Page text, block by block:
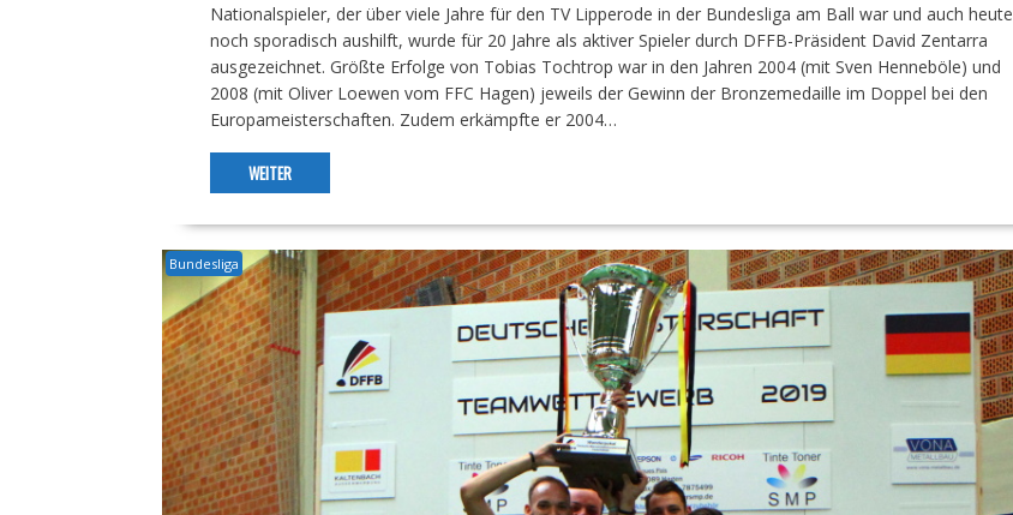
Nationalspieler, der über viele Jahre für den TV Lipperode in der Bundesliga am Ball war und auch heute
noch sporadisch aushilft, wurde für 20 Jahre als aktiver Spieler durch DFFB-Präsident David Zentarra
ausgezeichnet. Größte Erfolge von Tobias Tochtrop war in den Jahren 2004 (mit Sven Henneböle) und
2008 (mit Oliver Loewen vom FFC Hagen) jeweils der Gewinn der Bronzemedaille im Doppel bei den
Europameisterschaften. Zudem erkämpfte er 2004…
WEITER
Bundesliga